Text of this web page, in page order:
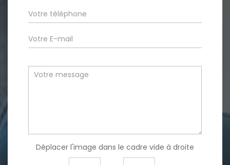
Déplacer l'image dans le cadre vide à droite